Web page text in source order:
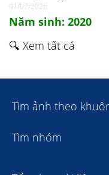
01/07/2026
Năm sinh: 2020
🔍 Xem tất cả
Tìm ảnh theo
Tìm nhóm